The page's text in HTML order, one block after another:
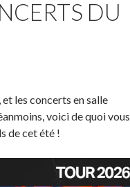
DU
les concerts en salle
voici de quoi vous
de cet été !